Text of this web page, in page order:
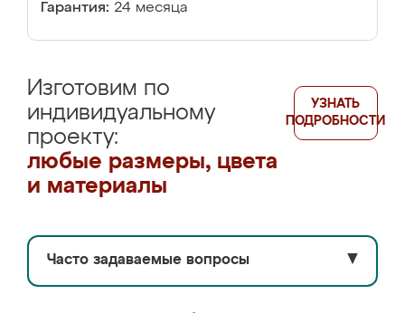
Гарантия: 24 месяца
Изготовим по
индивидуальному
проекту:
любые размеры, цвета
и материалы
УЗНАТЬ
ПОДРОБНОСТИ
Часто задаваемые вопросы ▼